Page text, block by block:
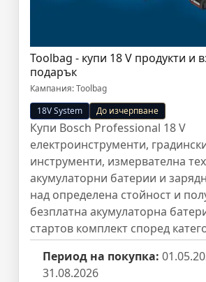
Toolbag - купи 18 V продукти и
подарък
Кампания: Toolbag
18V System
До изчерпване
Купи Bosch Professional 18 V
електроинструменти,
инструменти, измервателна
акумулаторни батерии и
над определена стойност и
безплатна акумулаторна
стартов комплект според
Период на покупка:
31.08.2026